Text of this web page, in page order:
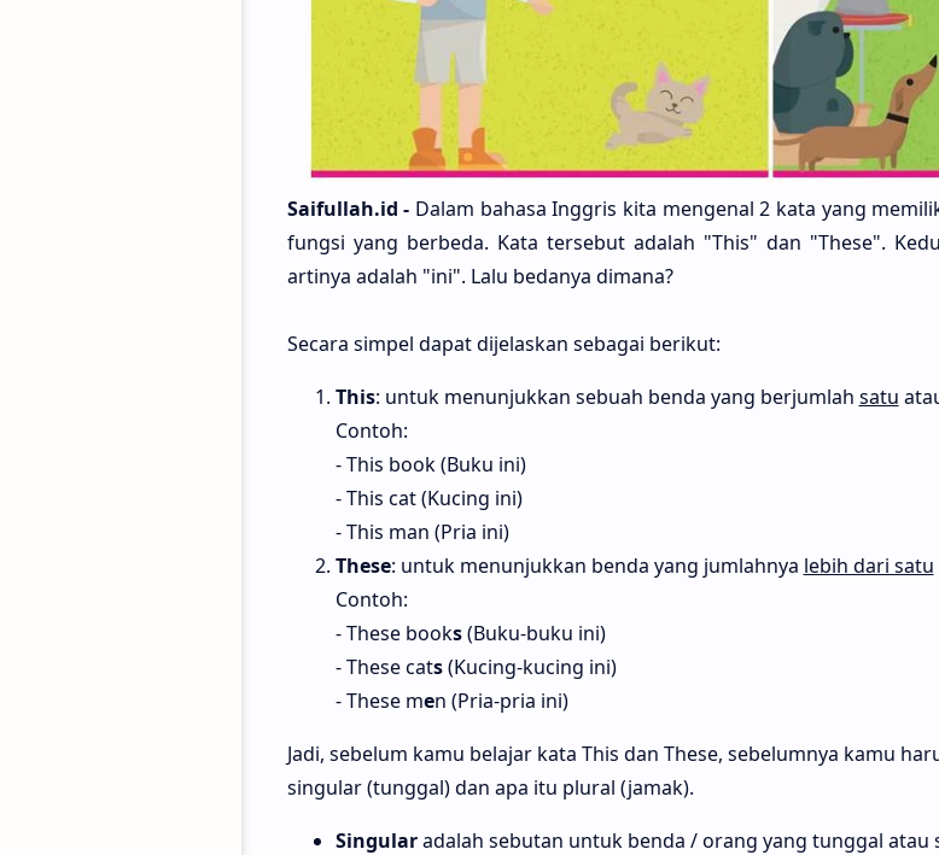
Saifullah.id - Dalam bahasa Inggris kita mengenal 2 kata yang
fungsi yang berbeda. Kata tersebut adalah "This" dan "These".
artinya adalah "ini". Lalu bedanya dimana?
Secara simpel dapat dijelaskan sebagai berikut:
This: untuk menunjukkan sebuah benda yang berjumlah satu
Contoh:
- This book (Buku ini)
- This cat (Kucing ini)
- This man (Pria ini)
These: untuk menunjukkan benda yang jumlahnya lebih dari satu
Contoh:
- These books(Buku-buku ini)
- These cats(Kucing-kucing ini)
- These men (Pria-pria ini)
Jadi, sebelum kamu belajar kata This dan These, sebelumnya kamu
singular (tunggal) dan apa itu plural (jamak).
Singularadalah sebutan untuk benda / orang yang tunggal atau